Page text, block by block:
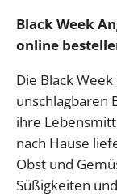
Black Week
online
Die Black
unschlagbaren
ihre
nach Hause
Obst und
Süßigkeiten